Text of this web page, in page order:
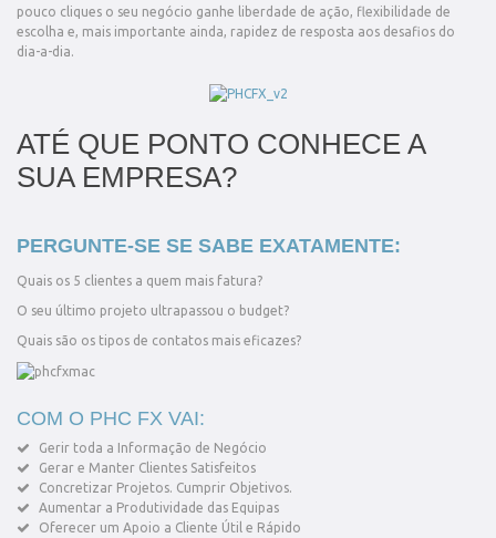
pouco cliques o seu negócio ganhe liberdade de ação, flexibilidade de
escolha e, mais importante ainda, rapidez de resposta aos desafios do
dia-a-dia.
ATÉ QUE PONTO CONHECE A
SUA EMPRESA?
PERGUNTE-SE SE SABE EXATAMENTE:
Quais os 5 clientes a quem mais fatura?
O seu último projeto ultrapassou o budget?
Quais são os tipos de contatos mais eficazes?
COM O PHC FX VAI:
Gerir toda a Informação de Negócio
Gerar e Manter Clientes Satisfeitos
Concretizar Projetos. Cumprir Objetivos.
Aumentar a Produtividade das Equipas
Oferecer um Apoio a Cliente Útil e Rápido